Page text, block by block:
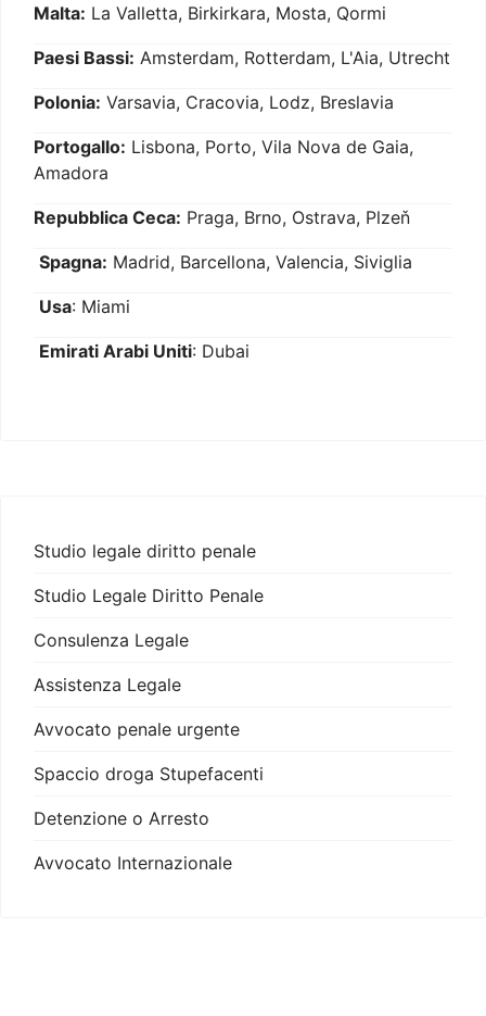
Malta: La Valletta, Birkirkara, Mosta, Qormi
Paesi Bassi: Amsterdam, Rotterdam, L'Aia, Utrecht
Polonia: Varsavia, Cracovia, Lodz, Breslavia
Portogallo: Lisbona, Porto, Vila Nova de Gaia,
Amadora
Repubblica Ceca: Praga, Brno, Ostrava, Plzeň
Spagna: Madrid, Barcellona, Valencia, Siviglia
Usa: Miami
Emirati Arabi Uniti: Dubai
Studio legale diritto penale
Studio Legale Diritto Penale
Consulenza Legale
Assistenza Legale
Avvocato penale urgente
Spaccio droga Stupefacenti
Detenzione o Arresto
Avvocato Internazionale